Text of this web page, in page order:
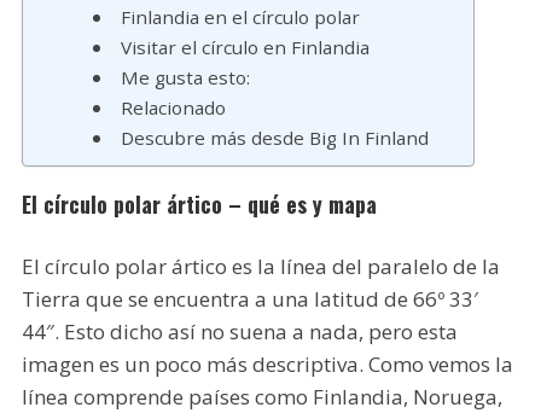
Finlandia en el círculo polar
Visitar el círculo en Finlandia
Me gusta esto:
Relacionado
Descubre más desde Big In Finland
El círculo polar ártico – qué es y mapa
El círculo polar ártico es la línea del paralelo de la
Tierra que se encuentra a una latitud de 66º 33′
44″. Esto dicho así no suena a nada, pero esta
imagen es un poco más descriptiva. Como vemos la
línea comprende países como Finlandia, Noruega,